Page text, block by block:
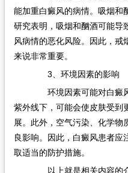
能加重白癜风的病情。吸烟和
研究表明，吸烟和酗酒可能导
风病情的恶化风险。因此，戒
来说非常重要。
3、环境因素的影响
环境因素可能对白癜风
紫外线下，可能会使皮肤受到
展。此外，空气污染、化学物
良影响。因此，白癜风患者应
取适当的防护措施。
以上就是相关内容的